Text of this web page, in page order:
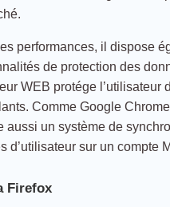
performances, il dispose
de protection des
WEB protége l’utilisateur
Comme Google
aussi un système de
d’utilisateur sur un compte
Firefox